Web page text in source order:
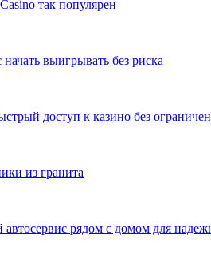
так популярен
выигрывать без риска
доступ к казино без
из гранита
рядом с домом для